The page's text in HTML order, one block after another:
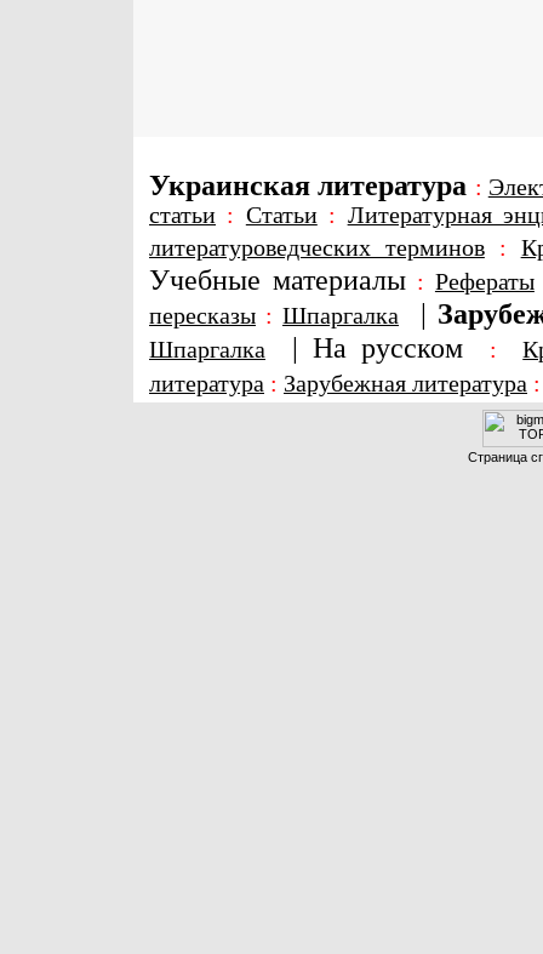
Украинская литература :
статьи : Статьи: Литературная
литературоведческих терминов:
Учебные материалы : Рефераты
пересказы : Шпаргалка |
Шпаргалка | На русском :
литература : Зарубежная литература
Страница